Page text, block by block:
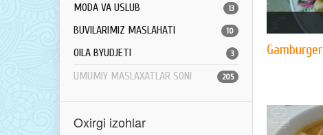
MODA VA USLUB 13
BUVILARIMIZ MASLAHATI 10
OILA BYUDJETI 3
UMUMIY MASLAXATLAR SONI 205
Oxirgi izohlar
Gamburger